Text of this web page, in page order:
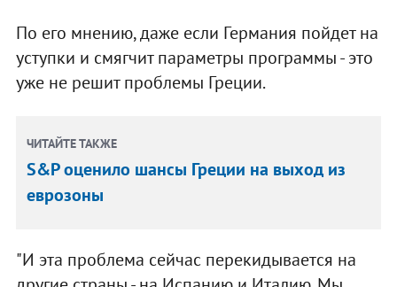
По его мнению, даже если Германия пойдет на
уступки и смягчит параметры программы - это
уже не решит проблемы Греции.
ЧИТАЙТЕ ТАКЖЕ
S&P оценило шансы Греции на выход из
еврозоны
"И эта проблема сейчас перекидывается на